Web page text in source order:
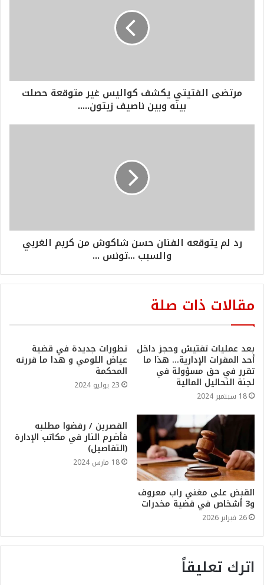
مرتضى الفتيتي يكشف كواليس غير متوقعة حصلت
بينه وبين ناصيف زيتون.....
رد لم يتوقعه الفنان حسن شاكوش من كريم الغربي
والسبب ...تونس ...
مقالات ذات صلة
بعد عمليات تفتيش وحجز داخل
أحد المقرات الإدارية… هذا ما
تقرر في حق مسؤولة في
لجنة التحاليل المالية
18 سبتمبر 2024
تطورات جديدة في قضية
عياض اللومي و هدا ما قررته
المحكمة
23 يوليو 2024
القبض على مغني راب معروف
و3 أشخاص في قضية مخدرات
26 فبراير 2026
القصرين / رفضوا مطلبه
فأضرم النار في مكاتب الإدارة
(التفاصيل)
18 مارس 2024
اترك تعليقاً